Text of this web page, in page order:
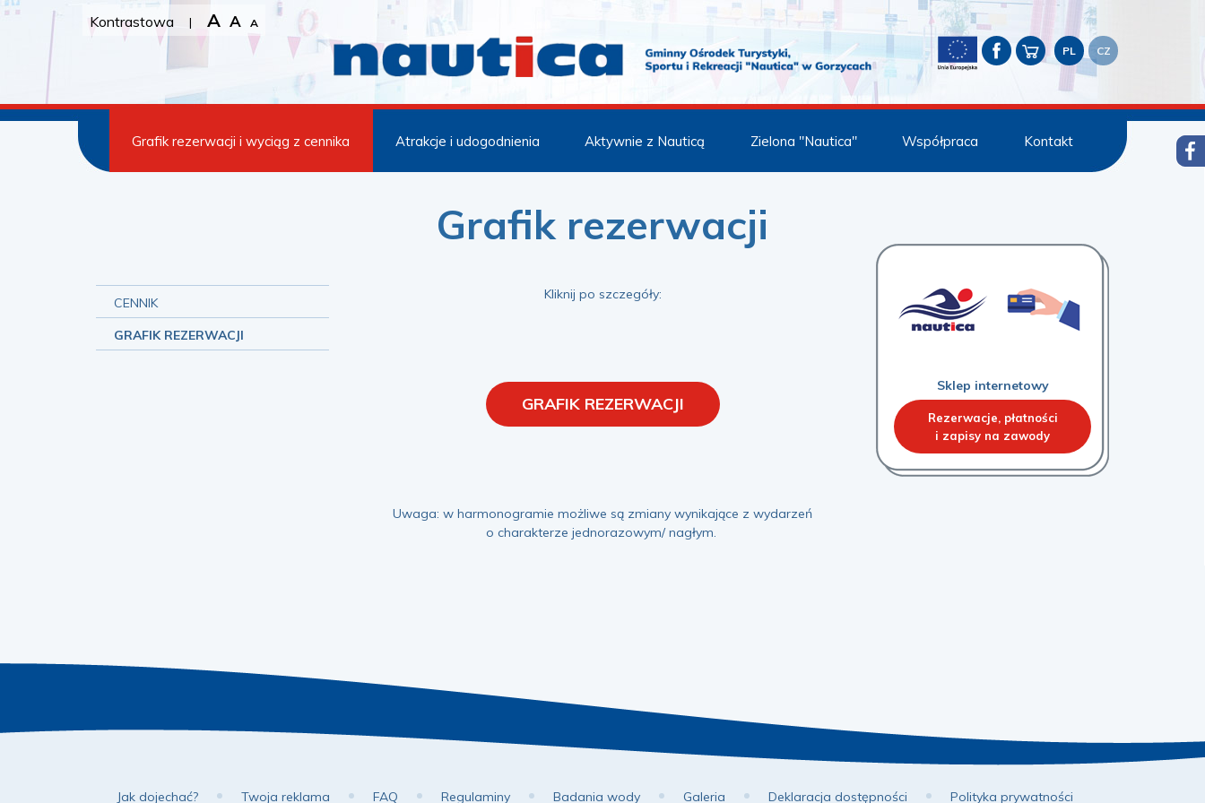
PL CZ
Kontrastowa | A A A
Grafik rezerwacji i wyciąg z cennika Atrakcje i udogodnienia Aktywnie z Nauticą Zielona "Nautica" Współpraca Kontakt
CENNIK
GRAFIK REZERWACJI
Grafik rezerwacji
Kliknij po szczegóły:
GRAFIK REZERWACJI
Uwaga: w harmonogramie możliwe są zmiany wynikające z wydarzeń
o charakterze jednorazowym/ nagłym.
Sklep internetowy
Rezerwacje, płatności
i zapisy na zawody
Jak dojechać? Twoja reklama FAQ Regulaminy Badania wody Galeria Deklaracja dostępności Polityka prywatności